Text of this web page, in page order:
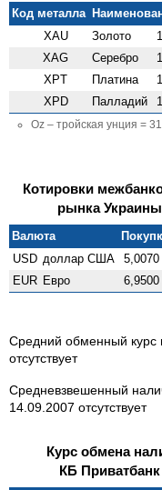
Код металла
XAU
Золото 1
XAG Серебро 1
XPT Платина 1
XPD Палладий 1
Oz – тройская унция =
Котировки
рынка Украины
Валюта
USD доллар США 5,0070
EUR Евро 6,9500
Средний обменный курс
отсутствует
Средневзвешенный
14.09.2007 отсутствует
Курс обмена
КБ Приватбанк